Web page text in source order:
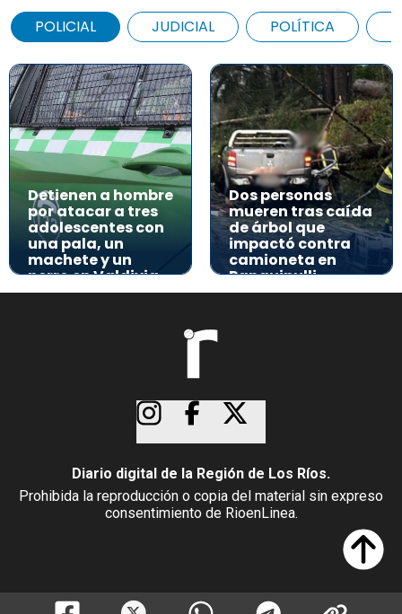
POLICIAL JUDICIAL POLÍTICA
Detienen a hombre
por atacar a tres
adolescentes con
una pala, un
machete y un
perro en Valdivia
Dos personas
mueren tras caída
de árbol que
impactó contra
camioneta en
Panguipulli
Diario digital de la Región de Los Ríos.
Prohibida la reproducción o copia del material sin expreso
consentimiento de RioenLinea.